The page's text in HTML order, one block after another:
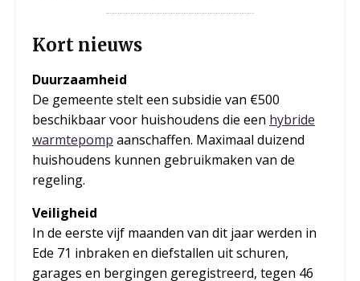
Kort nieuws
Duurzaamheid
De gemeente stelt een subsidie van €500
beschikbaar voor huishoudens die een hybride
warmtepomp aanschaffen. Maximaal duizend
huishoudens kunnen gebruikmaken van de
regeling.
Veiligheid
In de eerste vijf maanden van dit jaar werden in
Ede 71 inbraken en diefstallen uit schuren,
garages en bergingen geregistreerd, tegen 46